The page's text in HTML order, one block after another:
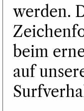
werden.
beim
auf